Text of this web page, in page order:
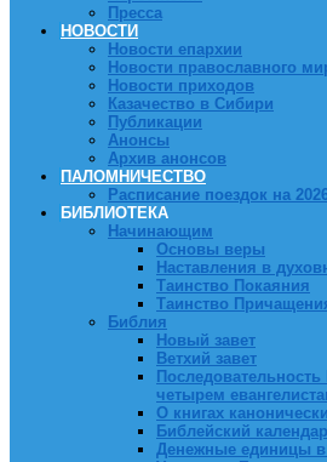
Пресса
НОВОСТИ
Новости епархии
Новости православного
Новости приходов
Казачество в Сибири
Публикации
Анонсы
Архив анонсов
ПАЛОМНИЧЕСТВО
Расписание поездок на
БИБЛИОТЕКА
Начинающим
Основы веры
Наставления в
Таинство Покаяния
Таинство
Библия
Новый завет
Ветхий завет
четырем
О книгах
Библейский
Денежные единицы